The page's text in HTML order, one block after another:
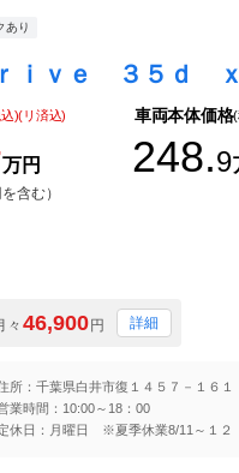
あり
)(リ済込)
万円
含む）
車両本体価格
248.9
々 46,900円 詳細
所：千葉県白井市復１４５７－１６１
業時間：10:00～18：00
休日：月曜日 ※夏季休業8/11～１２